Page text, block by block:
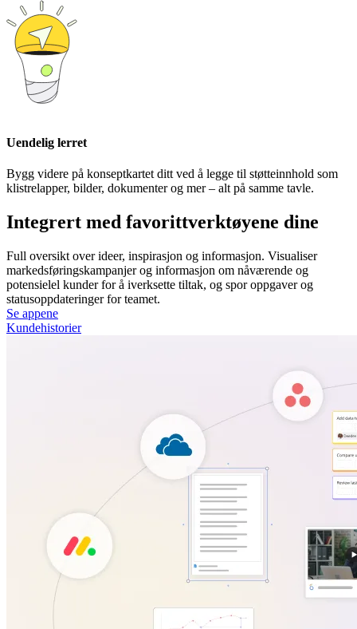
Uendelig lerret
Bygg videre på konseptkartet ditt ved å legge til støtteinnhold som
klistrelapper, bilder, dokumenter og mer – alt på samme tavle.
Integrert med favorittverktøyene dine
Full oversikt over ideer, inspirasjon og informasjon. Visualiser
markedsføringskampanjer og informasjon om nåværende og
potensielel kunder for å iverksette tiltak, og spor oppgaver og
statusoppdateringer for teamet.
Se appene
Kundehistorier